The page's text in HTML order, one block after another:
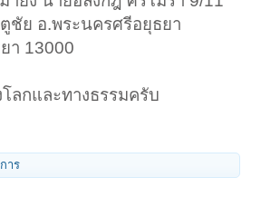
ชัย อ.พระนครศรีอยุธยา
า 13000
ลกและทางธรรมครับ
าร